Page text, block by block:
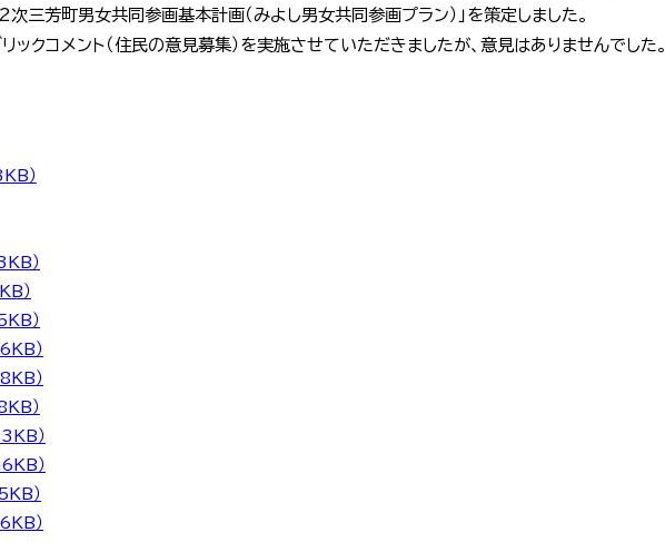
三芳町男女共同参画基本計画（みよし男女共同参画プラン）」を策定しました。
ックコメント（住民の意見募集）を実施させていただきましたが、意見はありませんでした。
）
）
）
）
）
）
）
）
）
）
）